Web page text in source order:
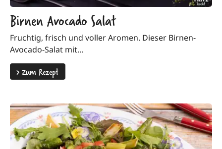
Birnen Avocado Salat
Fruchtig, frisch und voller Aromen. Dieser Birnen-
Avocado-Salat mit...
>Zum Rezept